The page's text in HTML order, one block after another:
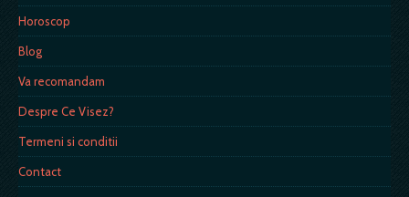
Horoscop
Blog
Va recomandam
Despre Ce Visez?
Termeni si conditii
Contact